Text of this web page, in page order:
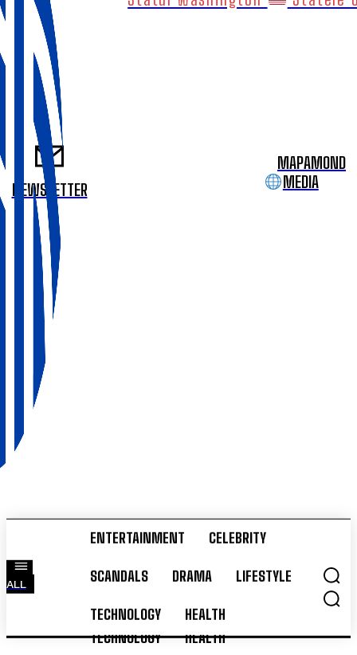
NEWSLETTER
MAPAMOND
MEDIA
TECHNOLOGY HEALTH
ALL
ENTERTAINMENT CELEBRITY
SCANDALS DRAMA LIFESTYLE
TECHNOLOGY HEALTH